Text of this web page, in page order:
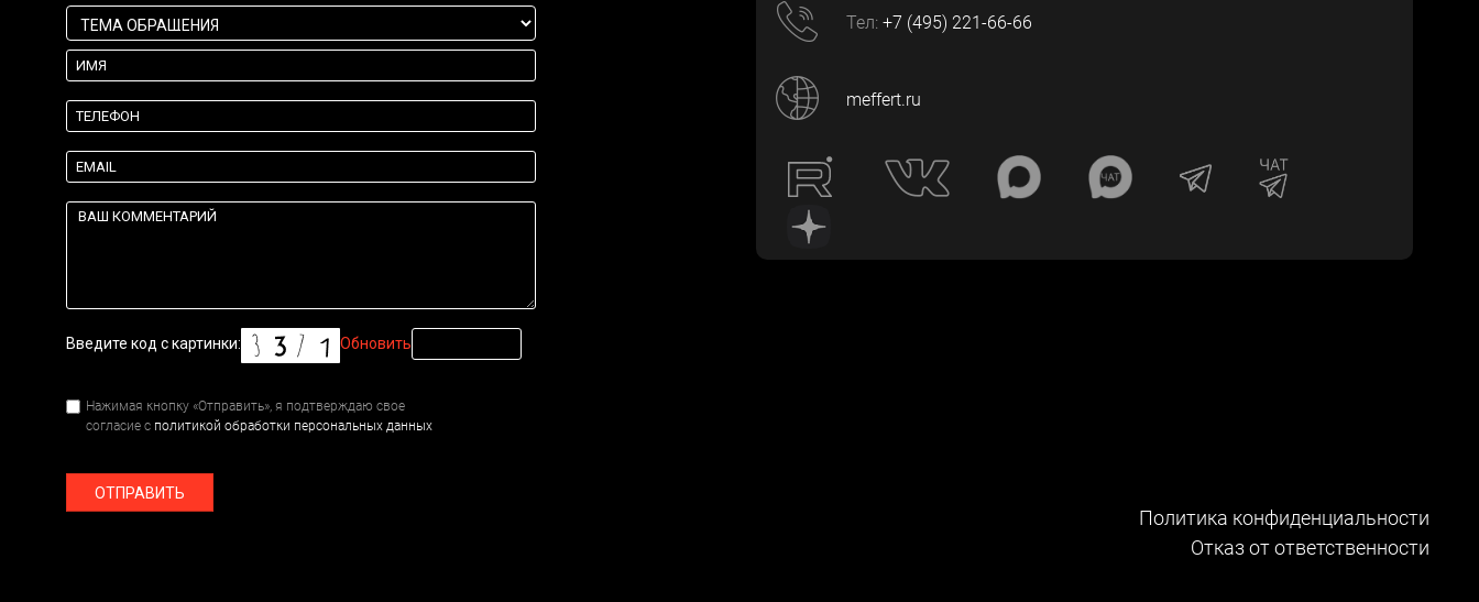
Введите код с картинки: Обновить
Нажимая кнопку «Отправить», я подтверждаю свое
согласие с политикой обработки персональных данных
ОТПРАВИТЬ
Тел: +7 (495) 221-66-66
meffert.ru
Политика конфиденциальности
Отказ от ответственности